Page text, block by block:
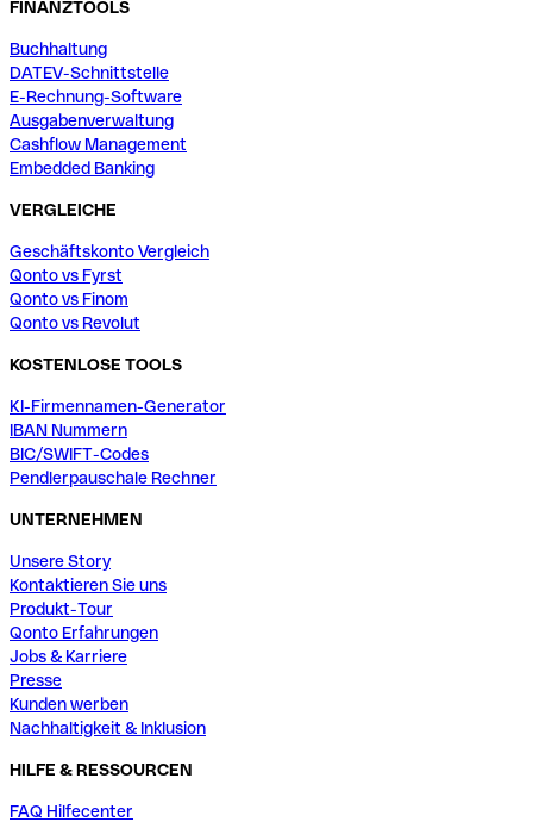
FINANZTOOLS
Buchhaltung
DATEV-Schnittstelle
E-Rechnung-Software
Ausgabenverwaltung
Cashflow Management
Embedded Banking
VERGLEICHE
Geschäftskonto Vergleich
Qonto vs Fyrst
Qonto vs Finom
Qonto vs Revolut
KOSTENLOSE TOOLS
KI-Firmennamen-Generator
IBAN Nummern
BIC/SWIFT-Codes
Pendlerpauschale Rechner
UNTERNEHMEN
Unsere Story
Kontaktieren Sie uns
Produkt-Tour
Qonto Erfahrungen
Jobs & Karriere
Presse
Kunden werben
Nachhaltigkeit & Inklusion
HILFE & RESSOURCEN
FAQ Hilfecenter